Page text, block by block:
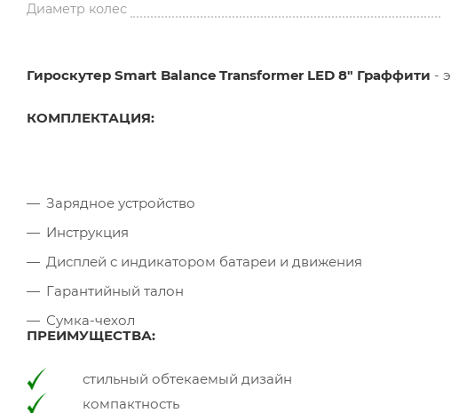
Диаметр колес
Гироскутер Smart Balance Transformer LED 8" Граффити -
КОМПЛЕКТАЦИЯ:
Зарядное устройство
Инструкция
Дисплей с индикатором батареи и движения
Гарантийный талон
Сумка-чехол
ПРЕИМУЩЕСТВА:
стильный обтекаемый дизайн
компактность